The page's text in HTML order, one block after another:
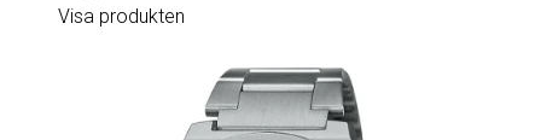
Visa produkten